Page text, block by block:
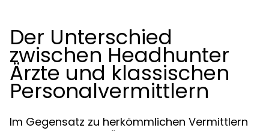
Der Unterschied
zwischen Headhunter
Ärzte und klassischen
Personalvermittlern
Im Gegensatz zu herkömmlichen Vermittlern